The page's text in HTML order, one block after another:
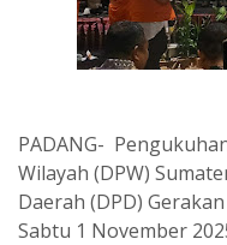
PADANG-
Wilayah (DPW)
Daerah (DPD)
Sabtu 1 November